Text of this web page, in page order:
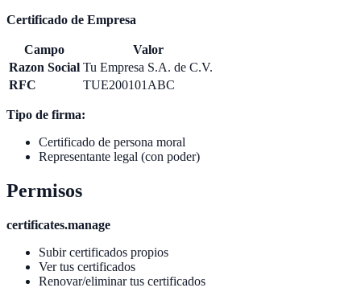
Certificado de Empresa
Campo
Valor
Razon Social Tu Empresa S.A. de C.V.
RFC
TUE200101ABC
Tipo de firma:
Certificado de persona moral
Representante legal (con poder)
Permisos
certificates.manage
Subir certificados propios
Ver tus certificados
Renovar/eliminar tus certificados